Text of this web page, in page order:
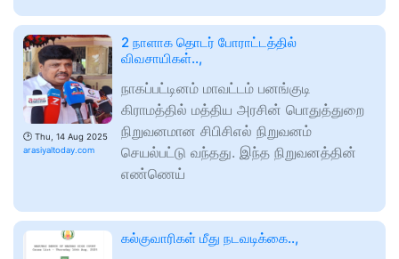
🕑 Thu, 14 Aug 2025
arasiyaltoday.com
2 நாளாக தொடர் போராட்டத்தில்
விவசாயிகள்..,
நாகப்பட்டினம் மாவட்டம் பனங்குடி
கிராமத்தில் மத்திய அரசின் பொதுத்துறை
நிறுவனமான சிபிசிஎல் நிறுவனம்
செயல்பட்டு வந்தது. இந்த நிறுவனத்தின்
எண்ணெய்
கல்குவாரிகள் மீது நடவடிக்கை..,